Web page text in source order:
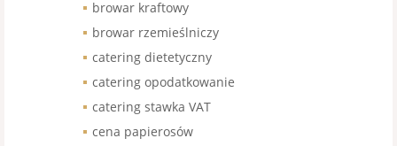
browar kraftowy
browar rzemieślniczy
catering dietetyczny
catering opodatkowanie
catering stawka VAT
cena papierosów